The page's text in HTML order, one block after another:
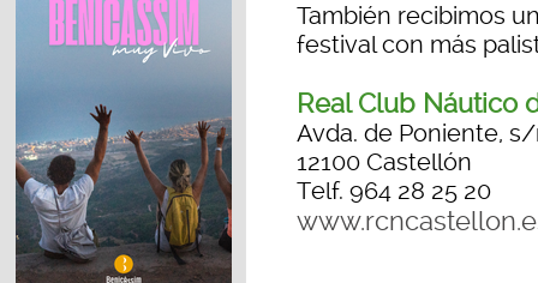
También recibimos
festival con más
Real Club Náutico
Avda. de Poniente,
12100 Castellón
Telf. 964 28 25 20